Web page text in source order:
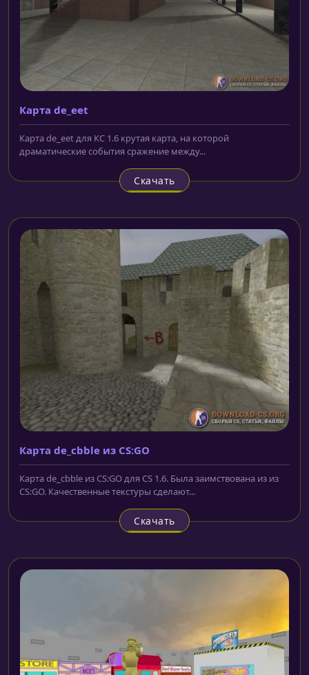
Карта de_eet
Карта de_eet для КС 1.6 крутая карта, на которой
драматические события сражение между...
Скачать
Карта de_cbble из CS:GO
Карта de_cbble из CS:GO для CS 1.6. Была заимствована из из
CS:GO. Качественные текстуры сделают...
Скачать